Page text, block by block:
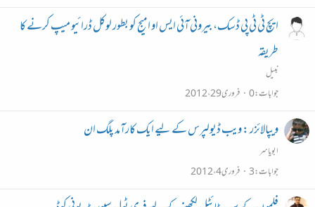
ایچ ٹی ٹی پی ڈسک، بیرونی آئی ایس او امیج کو بطور لوکل ڈرائیو میپ کرنے کا
طریقہ
نبیل
جوابات 0 فروری 29، 2012
ویپالائزر : ویب ڈیولپرس کے لیے ایک کارآمد پلگ ان
ابو یاسر
جوابات 3 فروری 4، 2012